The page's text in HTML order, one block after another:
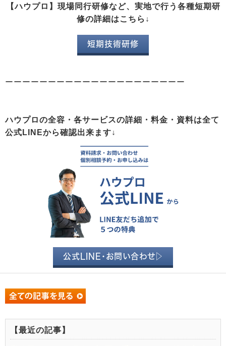
【ハウプロ】現場同行研修など、実地で行う各種短期研
修の詳細はこちら↓
短期技術研修
ーーーーーーーーーーーーーーーーーーーーー
ハウプロの全容・各サービスの詳細・料金・資料は全て
公式LINEから確認出来ます↓
公式LINE・お問い合わせ▷
【最近の記事】